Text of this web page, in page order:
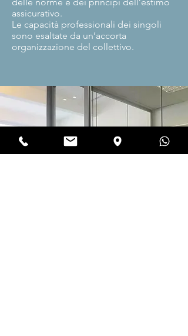
assicurativo.
Le capacità professionali dei singoli
sono esaltate da un’accorta
organizzazione del collettivo.